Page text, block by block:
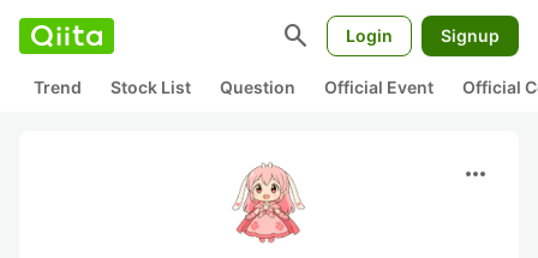
search Login Signup
Trend Stock List Question Official Event Official
more_horiz